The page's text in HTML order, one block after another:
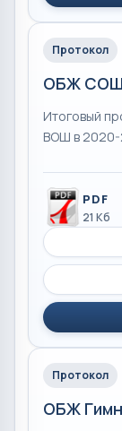
Протокол
ОБЖ СОШ
Итоговый
ВОШ в 2020-
PDF
21 Кб
Протокол
ОБЖ